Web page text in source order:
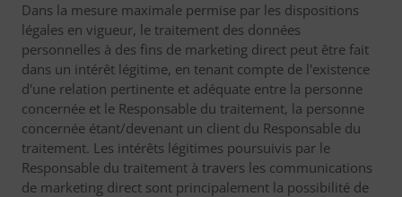
Dans la mesure maximale permise par les dispositions
légales en vigueur, le traitement des données
personnelles à des fins de marketing direct peut être fait
dans un intérêt légitime, en tenant compte de l'existence
d'une relation pertinente et adéquate entre la personne
concernée et le Responsable du traitement, la personne
concernée étant/devenant un client du Responsable du
traitement. Les intérêts légitimes poursuivis par le
Responsable du traitement à travers les communications
de marketing direct sont principalement la possibilité de